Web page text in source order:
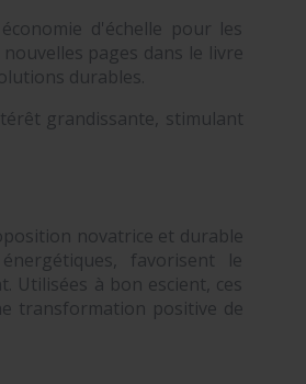
d'échelle pour les
pages dans le livre
durables.
grandissante, stimulant
novatrice et durable
favorisent le
Utilisées à bon escient, ces
transformation positive de